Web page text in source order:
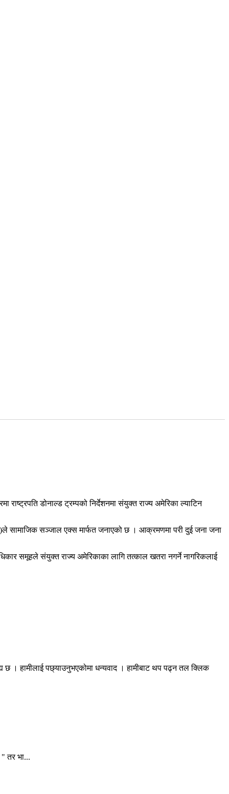
डोनाल्ड ट्रम्पको निर्देशनमा संयुक्त राज्य अमेरिका ल्याटिन
सामाजिक सञ्जाल एक्स मार्फत जनाएको छ । आक्रमणमा परी दुई जना जना
समूहले संयुक्त राज्य अमेरिकाका लागि तत्काल खतरा नगर्ने नागरिकलाई
छ । हामीलाई पछ्याउनुभएकोमा धन्यवाद । हामीबाट थप पढ्न तल क्लिक
तर भा...